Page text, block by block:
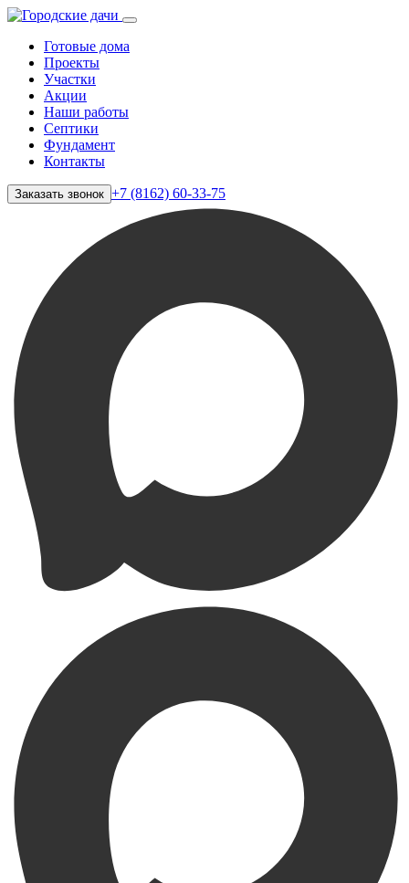
Готовые дома
Проекты
Участки
Акции
Наши работы
Септики
Фундамент
Контакты
Заказать звонок +7 (8162) 60-33-75